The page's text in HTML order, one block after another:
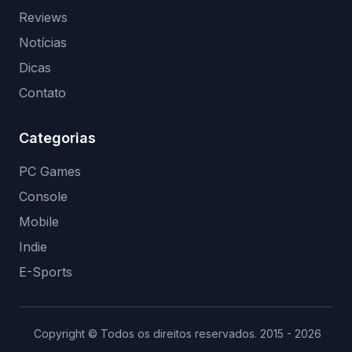
Reviews
Notícias
Dicas
Contato
Categorias
PC Games
Console
Mobile
Indie
E-Sports
Copyright © Todos os direitos reservados. 2015 - 2026